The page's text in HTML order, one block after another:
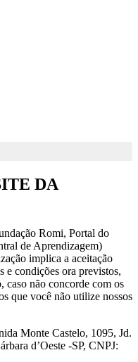
DA
Romi, Portal do
de Aprendizagem)
implica a aceitação
e condições ora previstos,
caso não concorde com os
que você não utilize nossos
Monte Castelo, 1095, Jd.
d’Oeste -SP, CNPJ: